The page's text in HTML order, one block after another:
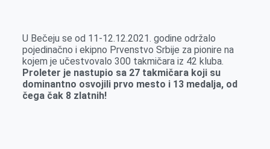
rn
A
p
p
i
U Bečeju se od 11-12.12.2021. godine održalo
pojedinačno i ekipno Prvenstvo Srbije za pionire na
kojem je učestvovalo 300 takmičara iz 42 kluba.
Proleter je nastupio sa 27 takmičara koji su
dominantno osvojili prvo mesto i 13 medalja, od
čega čak 8 zlatnih!